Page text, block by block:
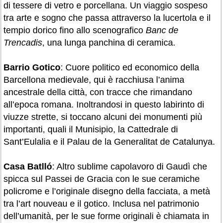
di tessere di vetro e porcellana. Un viaggio sospeso
tra arte e sogno che passa attraverso la lucertola e il
tempio dorico fino allo scenografico Banc de
Trencadis, una lunga panchina di ceramica.
Barrio Gotico: Cuore politico ed economico della
Barcellona medievale, qui è racchiusa l’anima
ancestrale della città, con tracce che rimandano
all’epoca romana. Inoltrandosi in questo labirinto di
viuzze strette, si toccano alcuni dei monumenti più
importanti, quali il Munisipio, la Cattedrale di
Sant’Eulalia e il Palau de la Generalitat de Catalunya.
Casa Batlló: Altro sublime capolavoro di Gaudì che
spicca sul Passei de Gracia con le sue ceramiche
policrome e l’originale disegno della facciata, a metà
tra l’art nouveau e il gotico. Inclusa nel patrimonio
dell’umanità, per le sue forme originali è chiamata in